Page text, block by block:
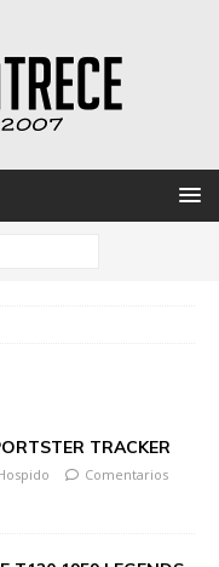
TRACKER
Comentarios